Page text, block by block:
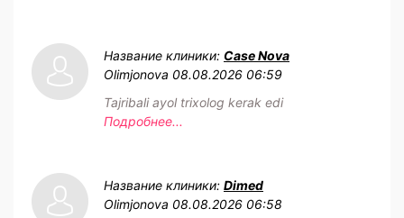
Название клиники: Case Nova
Olimjonova 08.08.2026 06:59
Tajribali ayol trixolog kerak edi
Подробнее...
Название клиники: Dimed
Olimjonova 08.08.2026 06:58